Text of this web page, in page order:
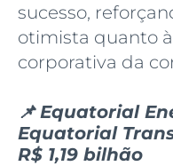
sucesso,
otimista quanto
corporativa da
📌 Equatorial
Equatorial
R$ 1,19 bilhão